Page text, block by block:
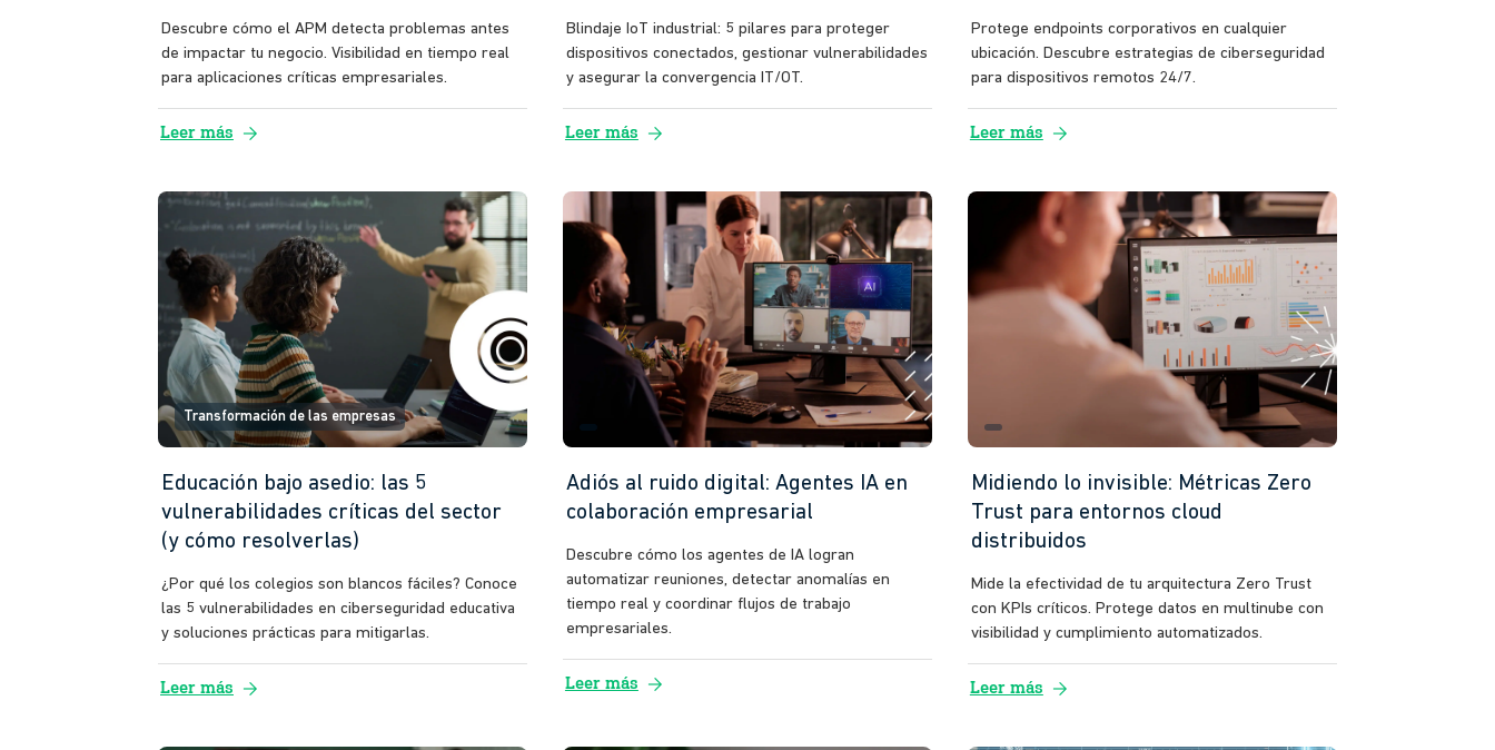
Descubre cómo el APM detecta problemas antes
de impactar tu negocio. Visibilidad en tiempo real
para aplicaciones críticas empresariales.
Leer más arrow_forward
Blindaje IoT industrial: 5 pilares para proteger
dispositivos conectados, gestionar vulnerabilidades
y asegurar la convergencia IT/OT.
Leer más arrow_forward
Protege endpoints corporativos en cualquier
ubicación. Descubre estrategias de ciberseguridad
para dispositivos remotos 24/7.
Leer más arrow_forward
Transformación de las empresas
Educación bajo asedio: las 5
vulnerabilidades críticas del sector
(y cómo resolverlas)
¿Por qué los colegios son blancos fáciles? Conoce
las 5 vulnerabilidades en ciberseguridad educativa
y soluciones prácticas para mitigarlas.
Leer más arrow_forward
Adiós al ruido digital: Agentes IA en
colaboración empresarial
Descubre cómo los agentes de IA logran
automatizar reuniones, detectar anomalías en
tiempo real y coordinar flujos de trabajo
empresariales.
Leer más arrow_forward
Midiendo lo invisible: Métricas Zero
Trust para entornos cloud
distribuidos
Mide la efectividad de tu arquitectura Zero Trust
con KPIs críticos. Protege datos en multinube con
visibilidad y cumplimiento automatizados.
Leer más arrow_forward